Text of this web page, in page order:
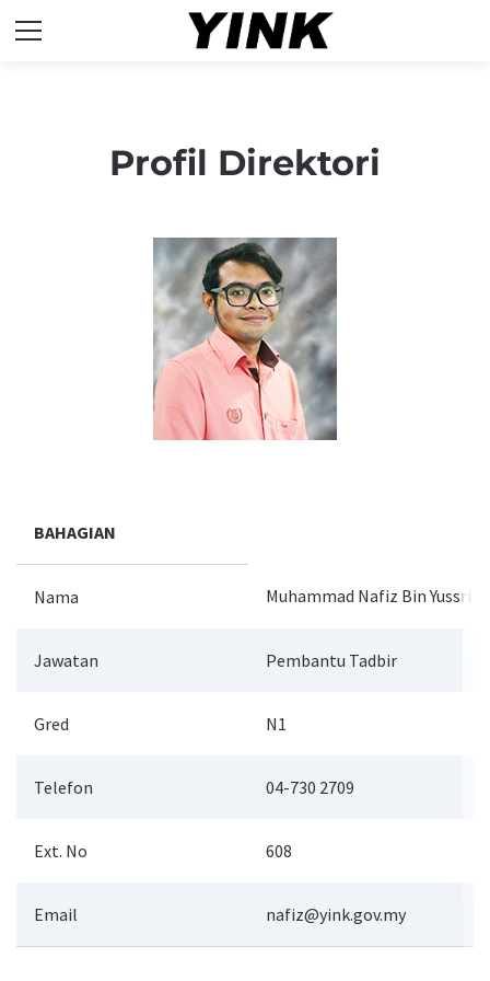
Profil Direktori
BAHAGIAN
Nama Muhammad Nafiz Bin Yussri
Jawatan Pembantu Tadbir
Gred N1
Telefon 04-730 2709
Ext. No 608
Email nafiz@yink.gov.my